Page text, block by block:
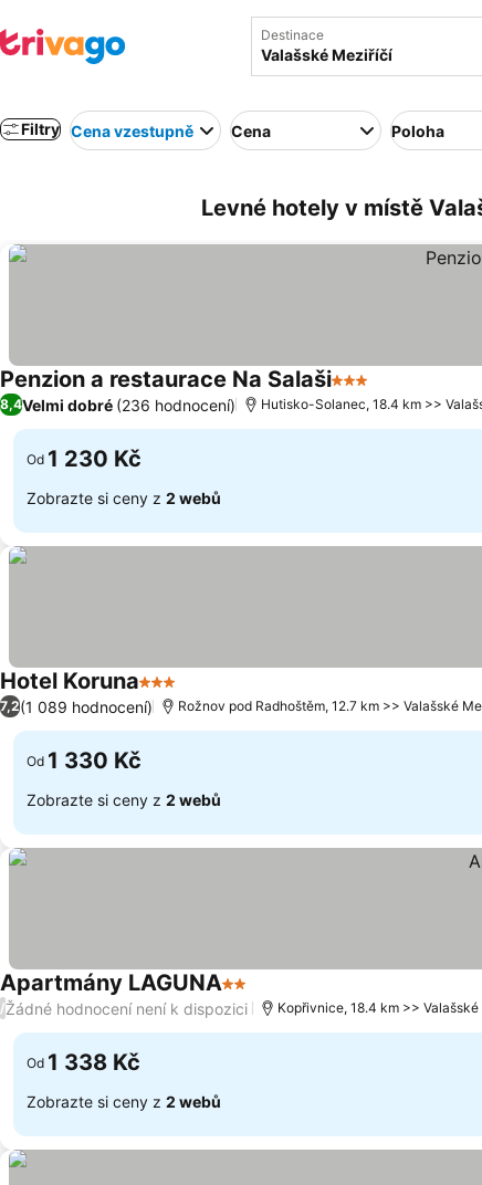
Destinace
Filtry Cena vzestupně Cena Poloha
Levné hotely v místě
Penzion a restaurace Na Salaši3 Počet hvězdiček
8,4Velmi dobré (236 hodnocení) Hutisko-Solanec, 18.4 km >>
Od 1 230 Kč
Zobrazte si ceny z 2 webů
Hotel Koruna3 Počet hvězdiček
7,2(1 089 hodnocení) Rožnov pod Radhoštěm, 12.7 km >> Valašské
Od 1 330 Kč
Zobrazte si ceny z 2 webů
Apartmány LAGUNA2 Počet hvězdiček
/Žádné hodnocení není k dispozici Kopřivnice, 18.4 km >>
Od 1 338 Kč
Zobrazte si ceny z 2 webů